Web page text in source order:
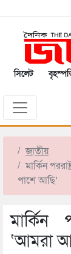
সিলেট
জাতীয়
মার্কিন
পাশে আছি’
মার্কিন
‘আমরা